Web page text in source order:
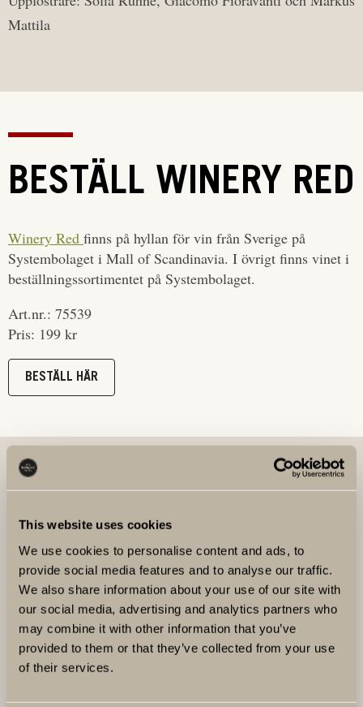
This website uses cookies
We use cookies to personalise content and ads, to
provide social media features and to analyse our traffic.
We also share information about your use of our site with
our social media, advertising and analytics partners who
may combine it with other information that you’ve
provided to them or that they’ve collected from your use
of their services.
Mattila
BESTÄLL WINERY RED
Winery Red finns på hyllan för vin från Sverige på
Systembolaget i Mall of Scandinavia. I övrigt finns vinet i
beställningssortimentet på Systembolaget.
Art.nr.: 75539
Pris: 199 kr
BESTÄLL HÄR